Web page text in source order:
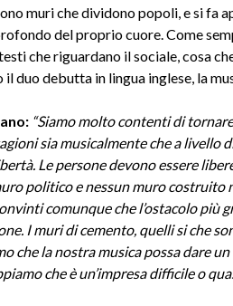
muri che dividono popoli, e si fa
del proprio cuore. Come
che riguardano il sociale, cosa
duo debutta in lingua inglese, la
“Siamo molto contenti di
sia musicalmente che a livello
Le persone devono essere
politico e nessun muro costruito
comunque che l’ostacolo più
I muri di cemento, quelli si che
che la nostra musica possa dare
che è un’impresa difficile o